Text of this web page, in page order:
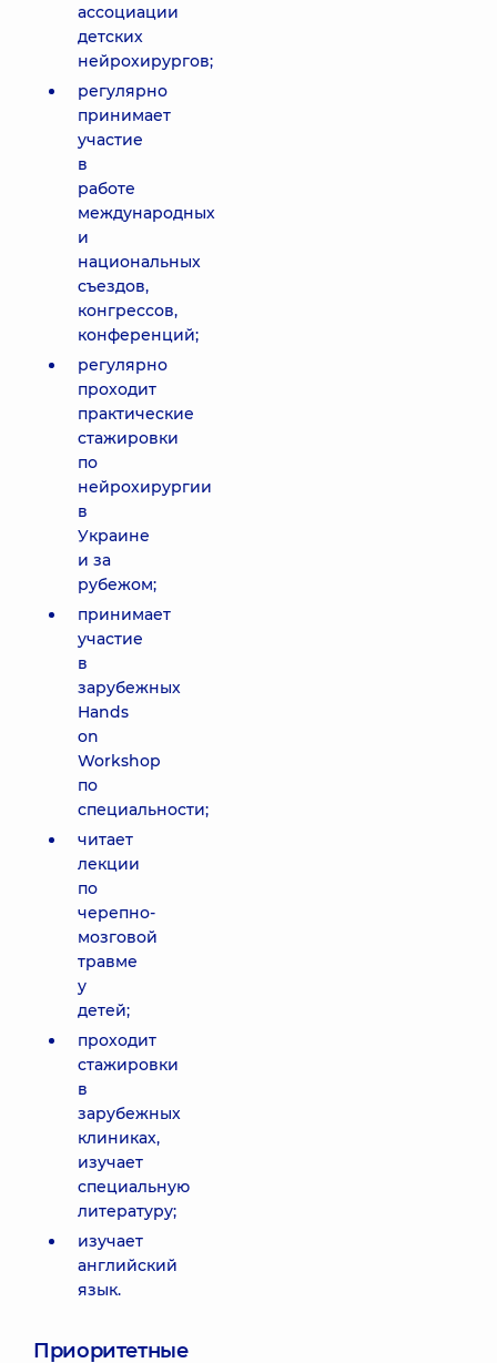
ассоциации
детских
нейрохирургов;
регулярно
принимает
участие
в
работе
международных
и
национальных
съездов,
конгрессов,
конференций;
регулярно
проходит
практические
стажировки
по
нейрохирургии
в
Украине
и за
рубежом;
принимает
участие
в
зарубежных
Hands
on
Workshop
по
специальности;
читает
лекции
по
черепно-
мозговой
травме
у
детей;
проходит
стажировки
в
зарубежных
клиниках,
изучает
специальную
литературу;
изучает
английский
язык.
Приоритетные